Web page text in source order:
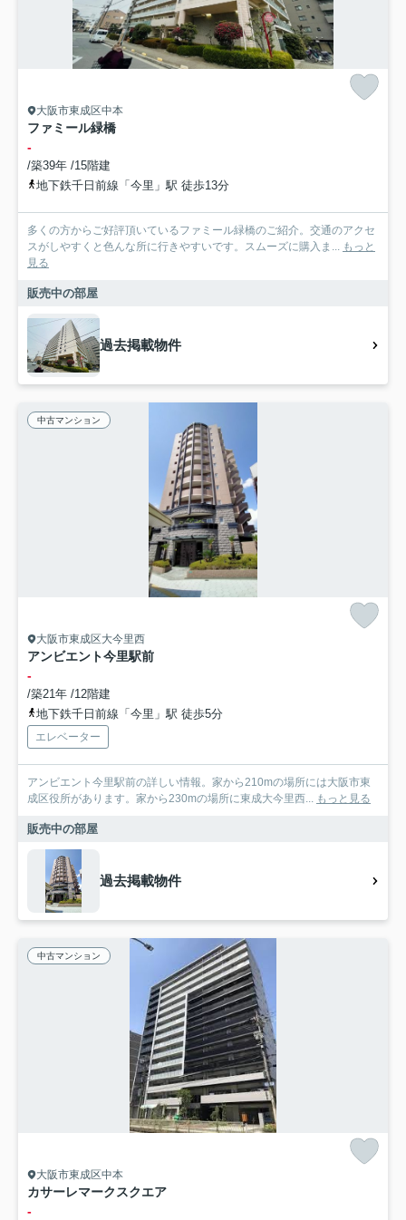
大阪市東成区中本
ファミール緑橋
-
/築39年 /15階建
地下鉄千日前線「今里」駅 徒歩13分
多くの方からご好評頂いているファミール緑橋のご紹介。交通のアクセ
スがしやすくと色んな所に行きやすいです。スムーズに購入ま... もっと
見る
販売中の部屋
過去掲載物件
中古マンション
大阪市東成区大今里西
アンビエント今里駅前
-
/築21年 /12階建
地下鉄千日前線「今里」駅 徒歩5分
エレベーター
アンビエント今里駅前の詳しい情報。家から210mの場所には大阪市東
成区役所があります。家から230mの場所に東成大今里西... もっと見る
販売中の部屋
過去掲載物件
中古マンション
大阪市東成区中本
カサーレマークスクエア
-